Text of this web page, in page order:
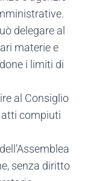
delegare al
materie e
i limiti di
al Consiglio
compiuti
senza diritto